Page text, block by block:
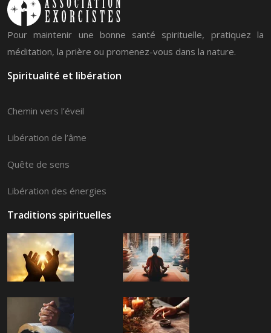
Pour maintenir une bonne santé spirituelle, pratiquez la
méditation, la prière ou promenez-vous dans la nature.
Spiritualité et libération
Chemin vers l’éveil
Libération de l’âme
Quête de sens
Libération des énergies
Traditions spirituelles